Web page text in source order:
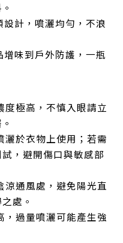
設計，噴灑均勻，不浪
增味到戶外防護，一瓶
度極高，不慎入眼請立
灑於衣物上使用；若需
，避開傷口與敏感部
涼通風處，避免陽光直
處。
，過量噴灑可能產生強